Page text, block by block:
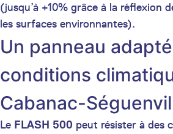
(jusqu’à +10% grâce à la réflexion
les surfaces environnantes).
Un panneau
conditions
Cabanac-
Le FLASH 500 peut résister à des